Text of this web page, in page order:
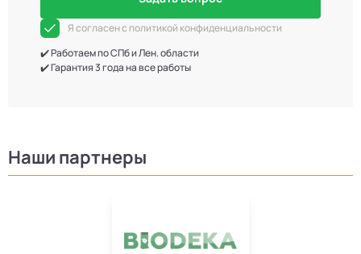
Я согласен с политикой конфиденциальности
✔️ Работаем по СПб и Лен. области
✔️ Гарантия 3 года на все работы
Наши партнеры